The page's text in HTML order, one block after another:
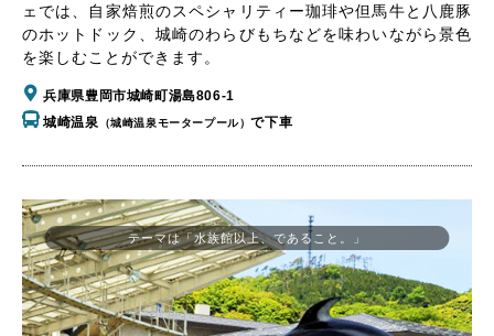
ェでは、自家焙煎のスペシャリティー珈琲や但馬牛と八鹿豚
のホットドック、城崎のわらびもちなどを味わいながら景色
を楽しむことができます。
兵庫県豊岡市城崎町湯島806-1
城崎温泉 （城崎温泉モータープール）で下車
テーマは「水族館以上、であること。」